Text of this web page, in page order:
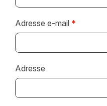
Adresse e-mail *
Adresse